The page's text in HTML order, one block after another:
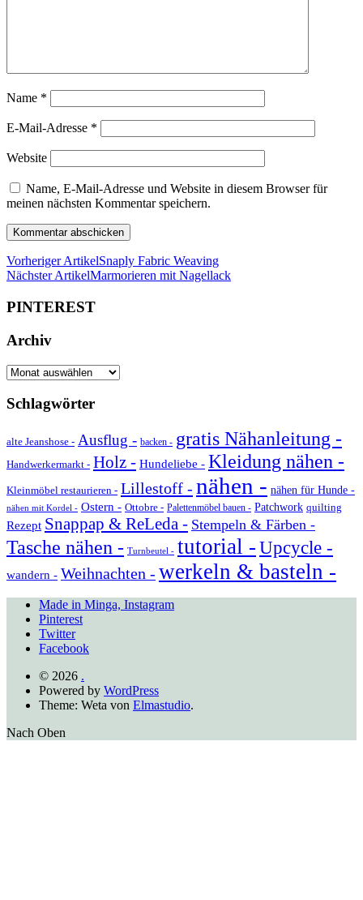
Name *
E-Mail-Adresse *
Website
Name, E-Mail-Adresse und Website in diesem Browser für
meinen nächsten Kommentar speichern.
Vorheriger ArtikelSnaply Fabric Weaving
Nächster ArtikelMarmorieren mit Nagellack
PINTEREST
Archiv
Archiv
Schlagwörter
alte Jeanshose - Ausflug - backen - gratis Nähanleitung -
Handwerkermarkt - Holz - Hundeliebe - Kleidung nähen -
Kleinmöbel restaurieren - Lillestoff - nähen - nähen für Hunde -
nähen mit Kordel - Ostern - Ottobre - Palettenmöbel bauen - Patchwork quilting
Rezept Snappap & ReLeda - Stempeln & Färben -
Tasche nähen - Turnbeutel - tutorial -Upcycle -
wandern - Weihnachten - werkeln & basteln -
Made in Minga, Instagram
Pinterest
Twitter
Facebook
© 2026 .
Powered by WordPress
Theme: Weta von Elmastudio.
Nach Oben